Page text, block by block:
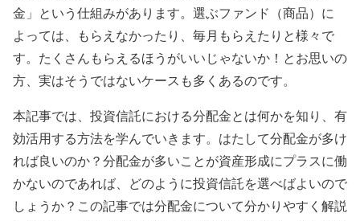
金」という仕組みがあります。選ぶファンド（商品）に
よっては、もらえなかったり、毎月もらえたりと様々で
す。たくさんもらえるほうがいいじゃないか！とお思いの
方、実はそうではないケースも多くあるのです。
本記事では、投資信託における分配金とは何かを知り、有
効活用する方法を学んでいきます。はたして分配金が多け
れば良いのか？分配金が多いことが資産形成にプラスに働
かないのであれば、どのように投資信託を選べばよいので
しょうか？この記事では分配金について分かりやすく解説